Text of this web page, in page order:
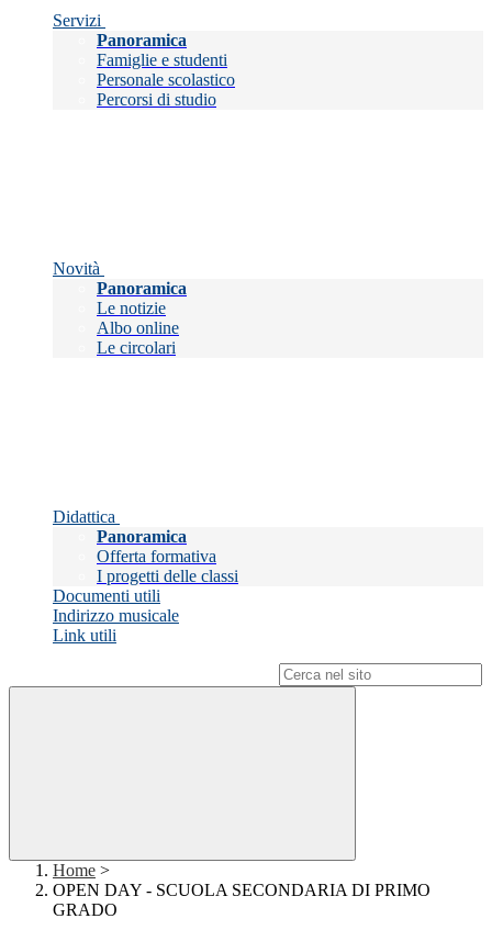
Servizi
Panoramica
Famiglie e studenti
Personale scolastico
Percorsi di studio
Novità
Panoramica
Le notizie
Albo online
Le circolari
Didattica
Panoramica
Offerta formativa
I progetti delle classi
Documenti utili
Indirizzo musicale
Link utili
Home >
OPEN DAY - SCUOLA SECONDARIA DI PRIMO
GRADO